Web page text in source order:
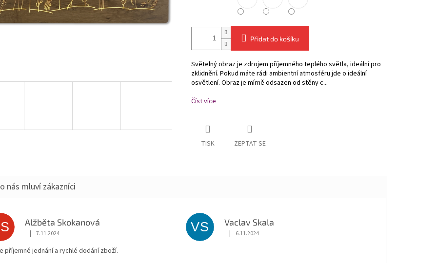
Přidat do košíku
Světelný obraz je zdrojem příjemného teplého světla, ideální pro
zklidnění. Pokud máte rádi ambientní atmosféru jde o ideální
osvětlení. Obraz je mírně odsazen od stěny c...
Číst více
TISK ZEPTAT SE
nás mluví zákazníci
Alžběta Skokanová
Hodnocení obchodu je 5 z 5 hvězdiček.
| 7.11.2024
příjemné jednání a rychlé dodání zboží.
VS Vaclav Skala
Hodnocení obchodu je 5 z 5 hvězdiček.
| 6.11.2024